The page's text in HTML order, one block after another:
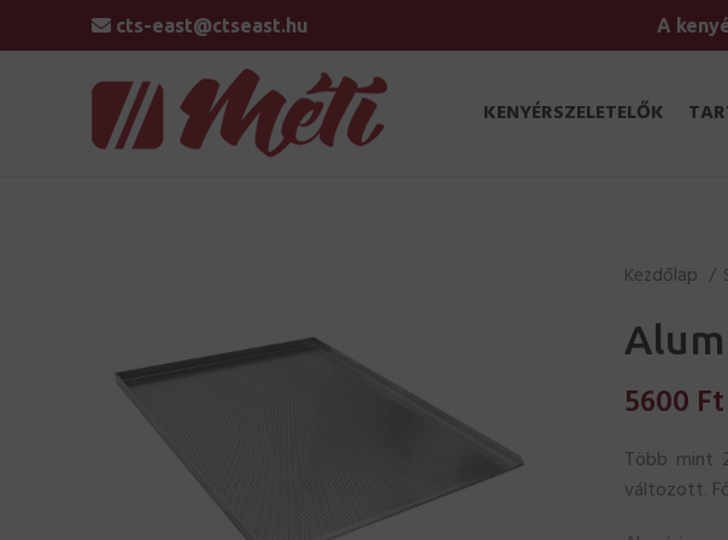
cts-east@ctseast.hu A
KENYÉRSZELETELŐK
Kezdőlap
5600 Ft
Több mint
változott.